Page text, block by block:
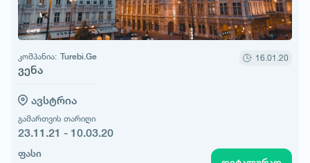
კომპანია: Turebi.Ge
ვენა
16.01.20
ავსტრია
გამართვის თარიღი
23.11.21 - 10.03.20
ფასი